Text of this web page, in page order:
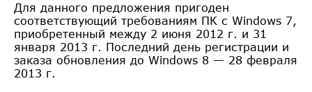
Для данного предложения пригоден
соответствующий требованиям ПК с Windows 7,
приобретенный между 2 июня 2012 г. и 31
января 2013 г. Последний день регистрации и
заказа обновления до Windows 8 — 28 февраля
2013 г.